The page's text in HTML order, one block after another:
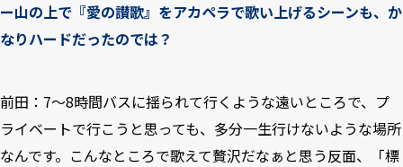
ー山の上で『愛の讃歌』をアカペラで歌い上げるシーンも、か
なりハードだったのでは？
前田：7〜8時間バスに揺られて行くような遠いところで、プ
ライベートで行こうと思っても、多分一生行けないような場所
なんです。こんなところで歌えて贅沢だなぁと思う反面、「標